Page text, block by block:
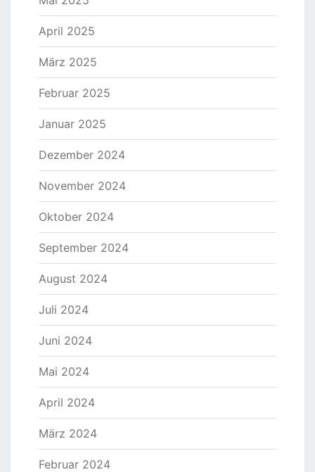
April 2025
März 2025
Februar 2025
Januar 2025
Dezember 2024
November 2024
Oktober 2024
September 2024
August 2024
Juli 2024
Juni 2024
Mai 2024
April 2024
März 2024
Februar 2024